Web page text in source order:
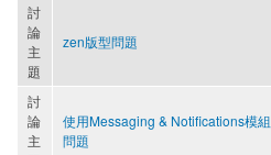
討
論
主
題
zen版型問題
討
論
主
使用Messaging & Notifications模組
問題